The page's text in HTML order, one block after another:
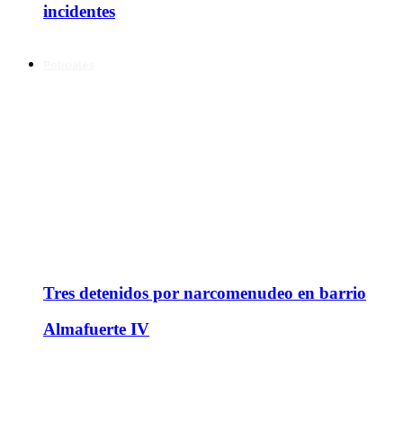
incidentes
Tres detenidos por narcomenudeo en barrio
Almafuerte IV